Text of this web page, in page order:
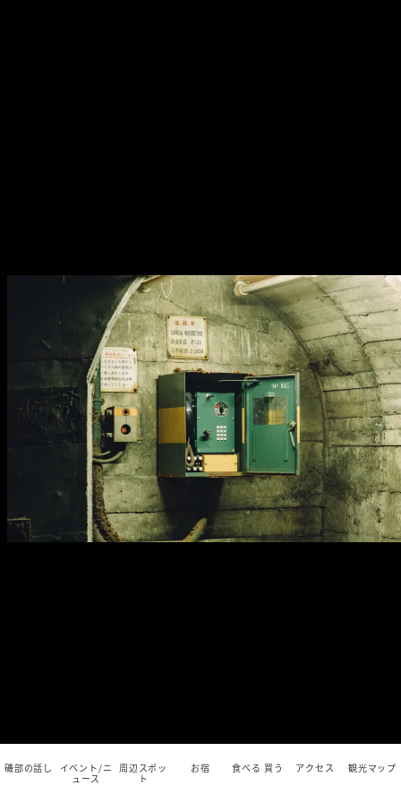
磯部の話し
イベント/ニ
ュース
周辺スポッ
ト
お宿 食べる 買う アクセス 観光マップ